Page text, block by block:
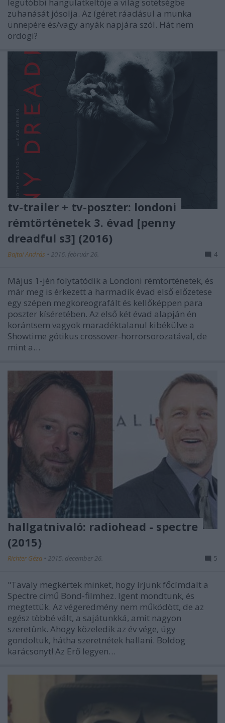
zuhanását jósolja. Az ígéret ráadásul a munka
ünnepére és/vagy anyák napjára szól. Hát nem
ördögi?
tv-trailer + tv-poszter: londoni
rémtörténetek 3. évad [penny
dreadful s3] (2016)
Bajtai András • 2016. február 26. 4
Május 1-jén folytatódik a Londoni rémtörténetek, és
már meg is érkezett a harmadik évad első előzetese
egy szépen megkoreografált és kellőképpen para
poszter kíséretében. Az első két évad alapján én
korántsem vagyok maradéktalanul kibékülve a
Showtime gótikus crossover-horrorsorozatával, de
mint a…
hallgatnivaló: radiohead - spectre
(2015)
Richter Géza • 2015. december 26. 5
"Tavaly megkértek minket, hogy írjunk főcímdalt a
Spectre című Bond-filmhez. Igent mondtunk, és
megtettük. Az végeredmény nem működött, de az
egész többé vált, a sajátunkká, amit nagyon
szeretünk. Ahogy közeledik az év vége, úgy
gondoltuk, hátha szeretnétek hallani. Boldog
karácsonyt! Az Erő legyen…